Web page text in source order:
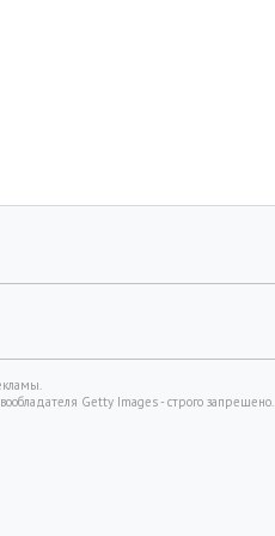
Getty Images - строго запрещено.